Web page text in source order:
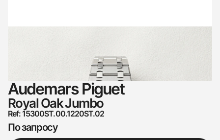
Audemars Piguet
Royal Oak Jumbo
Ref: 15300ST.00.1220ST.02
По запросу